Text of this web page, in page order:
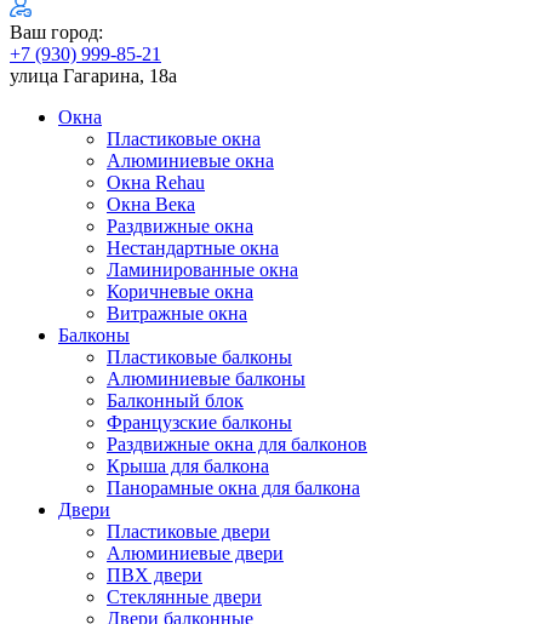
Ваш город:
+7 (930) 999-85-21
улица Гагарина, 18а
Окна
Пластиковые окна
Алюминиевые окна
Окна Rehau
Окна Века
Раздвижные окна
Нестандартные окна
Ламинированные окна
Коричневые окна
Витражные окна
Балконы
Пластиковые балконы
Алюминиевые балконы
Балконный блок
Французские балконы
Раздвижные окна для балконов
Крыша для балкона
Панорамные окна для балкона
Двери
Пластиковые двери
Алюминиевые двери
ПВХ двери
Стеклянные двери
Двери балконные